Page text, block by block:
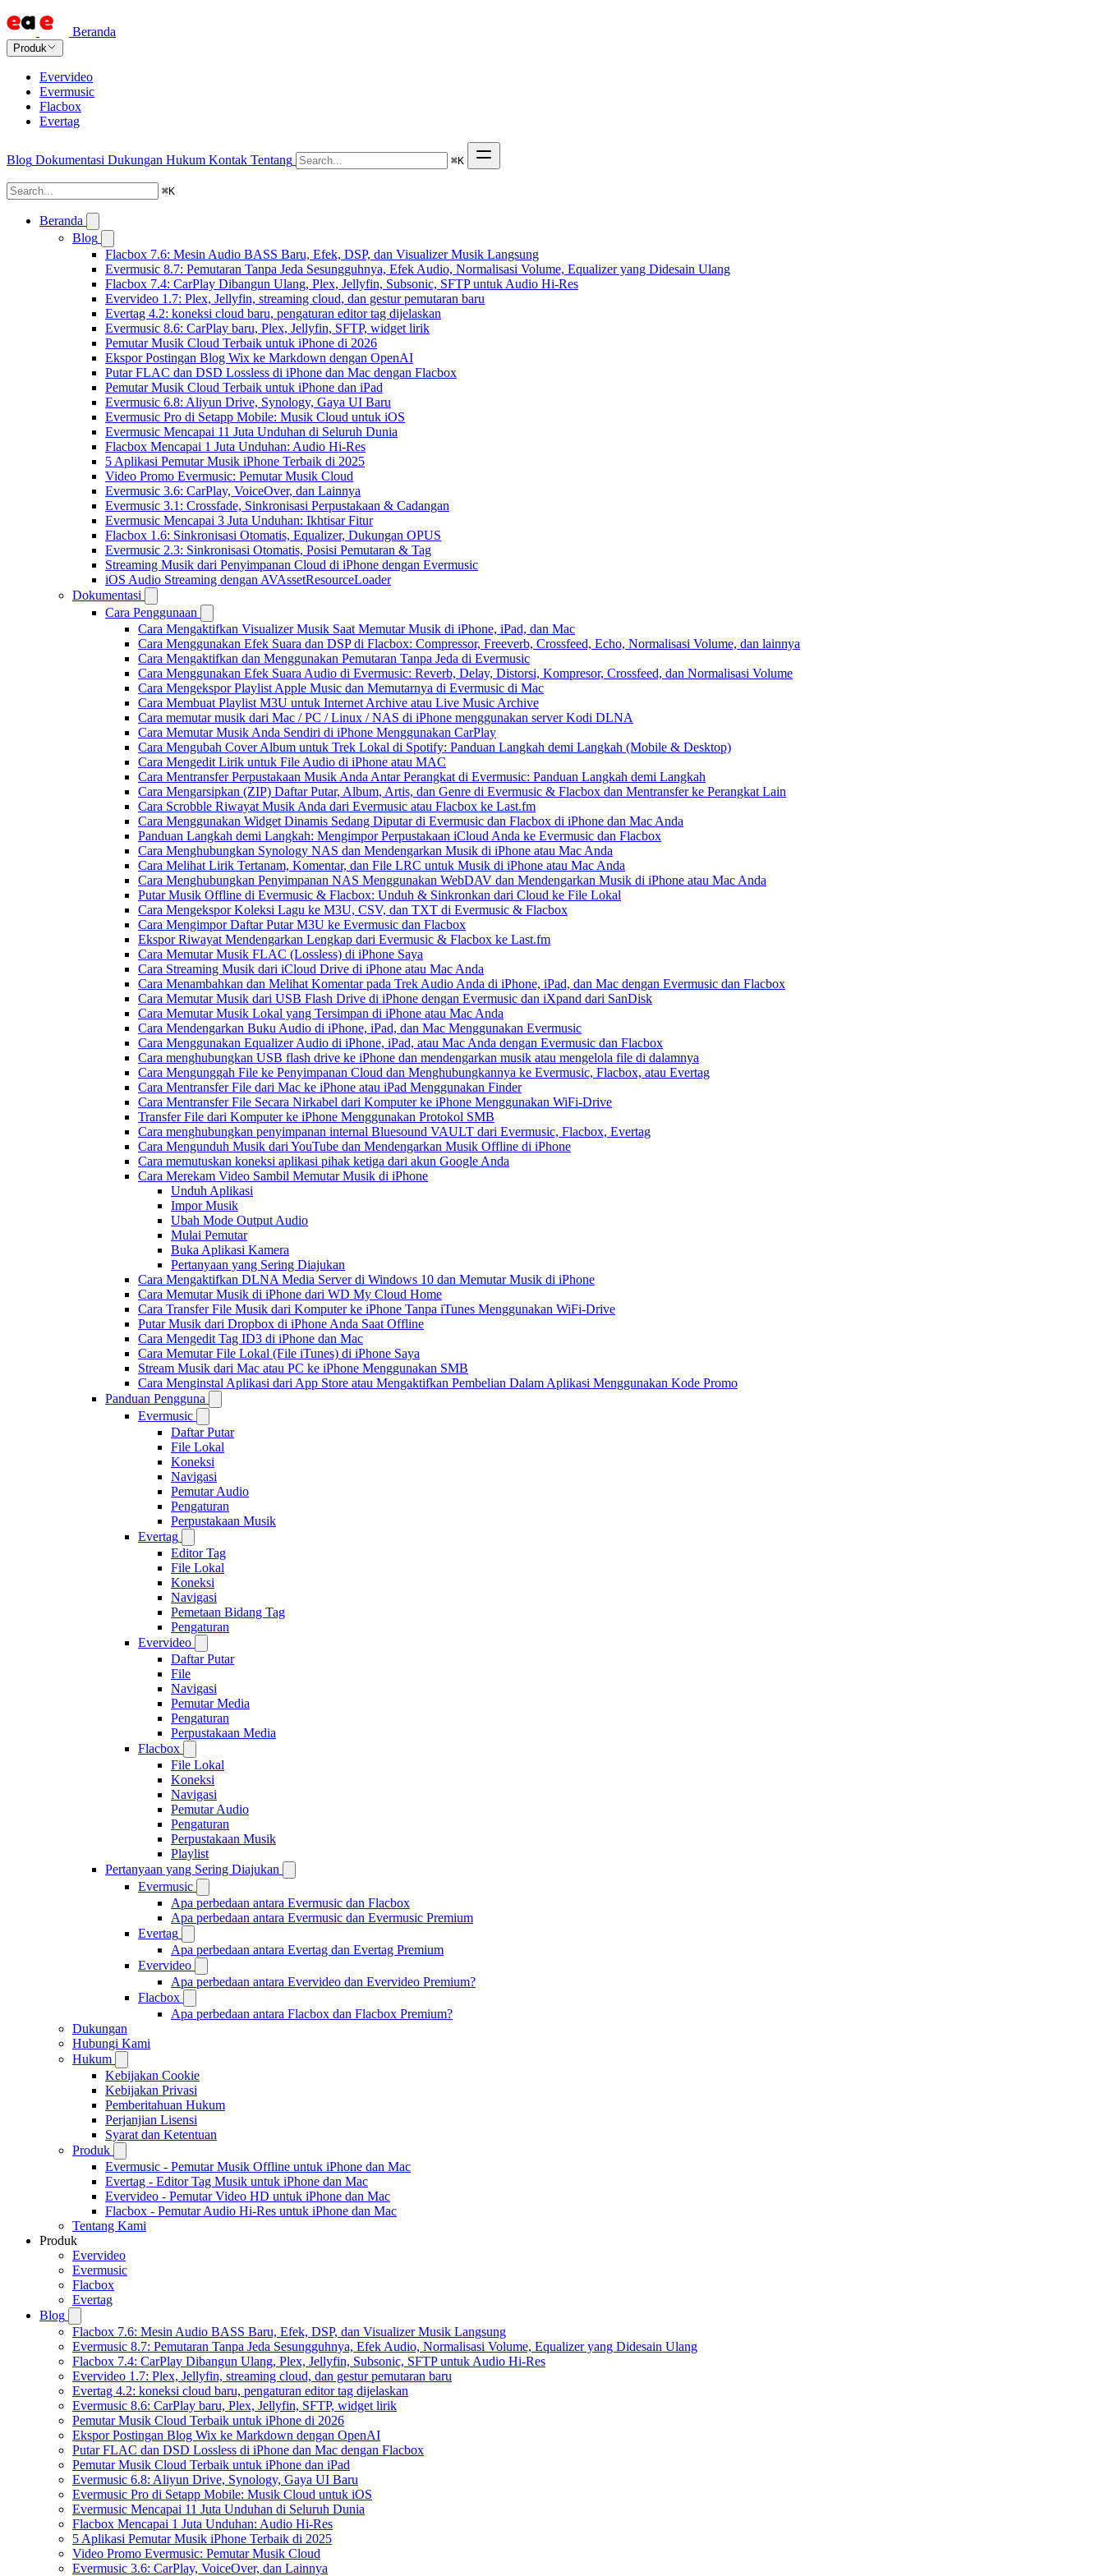
Beranda
Produk
Evervideo
Evermusic
Flacbox
Evertag
Blog Dokumentasi Dukungan Hukum Kontak Tentang ⌘K
⌘K
Beranda
Blog
Flacbox 7.6: Mesin Audio BASS Baru, Efek, DSP, dan Visualizer Musik Langsung
Evermusic 8.7: Pemutaran Tanpa Jeda Sesungguhnya, Efek Audio, Normalisasi Volume, Equalizer yang Didesain Ulang
Flacbox 7.4: CarPlay Dibangun Ulang, Plex, Jellyfin, Subsonic, SFTP untuk Audio Hi-Res
Evervideo 1.7: Plex, Jellyfin, streaming cloud, dan gestur pemutaran baru
Evertag 4.2: koneksi cloud baru, pengaturan editor tag dijelaskan
Evermusic 8.6: CarPlay baru, Plex, Jellyfin, SFTP, widget lirik
Pemutar Musik Cloud Terbaik untuk iPhone di 2026
Ekspor Postingan Blog Wix ke Markdown dengan OpenAI
Putar FLAC dan DSD Lossless di iPhone dan Mac dengan Flacbox
Pemutar Musik Cloud Terbaik untuk iPhone dan iPad
Evermusic 6.8: Aliyun Drive, Synology, Gaya UI Baru
Evermusic Pro di Setapp Mobile: Musik Cloud untuk iOS
Evermusic Mencapai 11 Juta Unduhan di Seluruh Dunia
Flacbox Mencapai 1 Juta Unduhan: Audio Hi-Res
5 Aplikasi Pemutar Musik iPhone Terbaik di 2025
Video Promo Evermusic: Pemutar Musik Cloud
Evermusic 3.6: CarPlay, VoiceOver, dan Lainnya
Evermusic 3.1: Crossfade, Sinkronisasi Perpustakaan & Cadangan
Evermusic Mencapai 3 Juta Unduhan: Ikhtisar Fitur
Flacbox 1.6: Sinkronisasi Otomatis, Equalizer, Dukungan OPUS
Evermusic 2.3: Sinkronisasi Otomatis, Posisi Pemutaran & Tag
Streaming Musik dari Penyimpanan Cloud di iPhone dengan Evermusic
iOS Audio Streaming dengan AVAssetResourceLoader
Dokumentasi
Cara Penggunaan
Cara Mengaktifkan Visualizer Musik Saat Memutar Musik di iPhone, iPad, dan Mac
Cara Menggunakan Efek Suara dan DSP di Flacbox: Compressor, Freeverb, Crossfeed, Echo, Normalisasi Volume, dan lainnya
Cara Mengaktifkan dan Menggunakan Pemutaran Tanpa Jeda di Evermusic
Cara Menggunakan Efek Suara Audio di Evermusic: Reverb, Delay, Distorsi, Kompresor, Crossfeed, dan Normalisasi Volume
Cara Mengekspor Playlist Apple Music dan Memutarnya di Evermusic di Mac
Cara Membuat Playlist M3U untuk Internet Archive atau Live Music Archive
Cara memutar musik dari Mac / PC / Linux / NAS di iPhone menggunakan server Kodi DLNA
Cara Memutar Musik Anda Sendiri di iPhone Menggunakan CarPlay
Cara Mengubah Cover Album untuk Trek Lokal di Spotify: Panduan Langkah demi Langkah (Mobile & Desktop)
Cara Mengedit Lirik untuk File Audio di iPhone atau MAC
Cara Mentransfer Perpustakaan Musik Anda Antar Perangkat di Evermusic: Panduan Langkah demi Langkah
Cara Mengarsipkan (ZIP) Daftar Putar, Album, Artis, dan Genre di Evermusic & Flacbox dan Mentransfer ke Perangkat Lain
Cara Scrobble Riwayat Musik Anda dari Evermusic atau Flacbox ke Last.fm
Cara Menggunakan Widget Dinamis Sedang Diputar di Evermusic dan Flacbox di iPhone dan Mac Anda
Panduan Langkah demi Langkah: Mengimpor Perpustakaan iCloud Anda ke Evermusic dan Flacbox
Cara Menghubungkan Synology NAS dan Mendengarkan Musik di iPhone atau Mac Anda
Cara Melihat Lirik Tertanam, Komentar, dan File LRC untuk Musik di iPhone atau Mac Anda
Cara Menghubungkan Penyimpanan NAS Menggunakan WebDAV dan Mendengarkan Musik di iPhone atau Mac Anda
Putar Musik Offline di Evermusic & Flacbox: Unduh & Sinkronkan dari Cloud ke File Lokal
Cara Mengekspor Koleksi Lagu ke M3U, CSV, dan TXT di Evermusic & Flacbox
Cara Mengimpor Daftar Putar M3U ke Evermusic dan Flacbox
Ekspor Riwayat Mendengarkan Lengkap dari Evermusic & Flacbox ke Last.fm
Cara Memutar Musik FLAC (Lossless) di iPhone Saya
Cara Streaming Musik dari iCloud Drive di iPhone atau Mac Anda
Cara Menambahkan dan Melihat Komentar pada Trek Audio Anda di iPhone, iPad, dan Mac dengan Evermusic dan Flacbox
Cara Memutar Musik dari USB Flash Drive di iPhone dengan Evermusic dan iXpand dari SanDisk
Cara Memutar Musik Lokal yang Tersimpan di iPhone atau Mac Anda
Cara Mendengarkan Buku Audio di iPhone, iPad, dan Mac Menggunakan Evermusic
Cara Menggunakan Equalizer Audio di iPhone, iPad, atau Mac Anda dengan Evermusic dan Flacbox
Cara menghubungkan USB flash drive ke iPhone dan mendengarkan musik atau mengelola file di dalamnya
Cara Mengunggah File ke Penyimpanan Cloud dan Menghubungkannya ke Evermusic, Flacbox, atau Evertag
Cara Mentransfer File dari Mac ke iPhone atau iPad Menggunakan Finder
Cara Mentransfer File Secara Nirkabel dari Komputer ke iPhone Menggunakan WiFi-Drive
Transfer File dari Komputer ke iPhone Menggunakan Protokol SMB
Cara menghubungkan penyimpanan internal Bluesound VAULT dari Evermusic, Flacbox, Evertag
Cara Mengunduh Musik dari YouTube dan Mendengarkan Musik Offline di iPhone
Cara memutuskan koneksi aplikasi pihak ketiga dari akun Google Anda
Cara Merekam Video Sambil Memutar Musik di iPhone
Unduh Aplikasi
Impor Musik
Ubah Mode Output Audio
Mulai Pemutar
Buka Aplikasi Kamera
Pertanyaan yang Sering Diajukan
Cara Mengaktifkan DLNA Media Server di Windows 10 dan Memutar Musik di iPhone
Cara Memutar Musik di iPhone dari WD My Cloud Home
Cara Transfer File Musik dari Komputer ke iPhone Tanpa iTunes Menggunakan WiFi-Drive
Putar Musik dari Dropbox di iPhone Anda Saat Offline
Cara Mengedit Tag ID3 di iPhone dan Mac
Cara Memutar File Lokal (File iTunes) di iPhone Saya
Stream Musik dari Mac atau PC ke iPhone Menggunakan SMB
Cara Menginstal Aplikasi dari App Store atau Mengaktifkan Pembelian Dalam Aplikasi Menggunakan Kode Promo
Panduan Pengguna
Evermusic
Daftar Putar
File Lokal
Koneksi
Navigasi
Pemutar Audio
Pengaturan
Perpustakaan Musik
Evertag
Editor Tag
File Lokal
Koneksi
Navigasi
Pemetaan Bidang Tag
Pengaturan
Evervideo
Daftar Putar
File
Navigasi
Pemutar Media
Pengaturan
Perpustakaan Media
Flacbox
File Lokal
Koneksi
Navigasi
Pemutar Audio
Pengaturan
Perpustakaan Musik
Playlist
Pertanyaan yang Sering Diajukan
Evermusic
Apa perbedaan antara Evermusic dan Flacbox
Apa perbedaan antara Evermusic dan Evermusic Premium
Evertag
Apa perbedaan antara Evertag dan Evertag Premium
Evervideo
Apa perbedaan antara Evervideo dan Evervideo Premium?
Flacbox
Apa perbedaan antara Flacbox dan Flacbox Premium?
Dukungan
Hubungi Kami
Hukum
Kebijakan Cookie
Kebijakan Privasi
Pemberitahuan Hukum
Perjanjian Lisensi
Syarat dan Ketentuan
Produk
Evermusic - Pemutar Musik Offline untuk iPhone dan Mac
Evertag - Editor Tag Musik untuk iPhone dan Mac
Evervideo - Pemutar Video HD untuk iPhone dan Mac
Flacbox - Pemutar Audio Hi-Res untuk iPhone dan Mac
Tentang Kami
Produk
Evervideo
Evermusic
Flacbox
Evertag
Blog
Flacbox 7.6: Mesin Audio BASS Baru, Efek, DSP, dan Visualizer Musik Langsung
Evermusic 8.7: Pemutaran Tanpa Jeda Sesungguhnya, Efek Audio, Normalisasi Volume, Equalizer yang Didesain Ulang
Flacbox 7.4: CarPlay Dibangun Ulang, Plex, Jellyfin, Subsonic, SFTP untuk Audio Hi-Res
Evervideo 1.7: Plex, Jellyfin, streaming cloud, dan gestur pemutaran baru
Evertag 4.2: koneksi cloud baru, pengaturan editor tag dijelaskan
Evermusic 8.6: CarPlay baru, Plex, Jellyfin, SFTP, widget lirik
Pemutar Musik Cloud Terbaik untuk iPhone di 2026
Ekspor Postingan Blog Wix ke Markdown dengan OpenAI
Putar FLAC dan DSD Lossless di iPhone dan Mac dengan Flacbox
Pemutar Musik Cloud Terbaik untuk iPhone dan iPad
Evermusic 6.8: Aliyun Drive, Synology, Gaya UI Baru
Evermusic Pro di Setapp Mobile: Musik Cloud untuk iOS
Evermusic Mencapai 11 Juta Unduhan di Seluruh Dunia
Flacbox Mencapai 1 Juta Unduhan: Audio Hi-Res
5 Aplikasi Pemutar Musik iPhone Terbaik di 2025
Video Promo Evermusic: Pemutar Musik Cloud
Evermusic 3.6: CarPlay, VoiceOver, dan Lainnya